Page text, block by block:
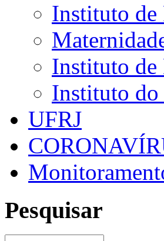
Instituto
Instituto de
Instituto do
UFRJ
Pesquisar